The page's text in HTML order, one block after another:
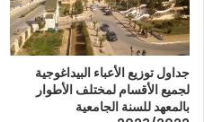
جداول توزيع الأعباء البيداغوجية
لجميع الأقسام لمختلف الأطوار
بالمعهد للسنة الجامعية